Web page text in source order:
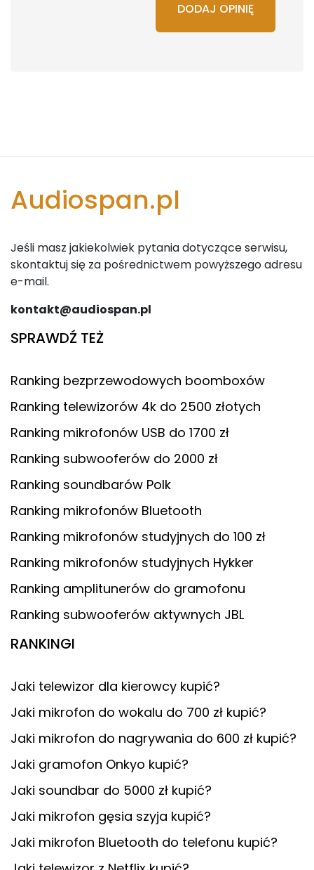
DODAJ OPINIĘ
Audiospan.pl
Jeśli masz jakiekolwiek pytania dotyczące serwisu,
skontaktuj się za pośrednictwem powyższego adresu
e-mail.
kontakt@audiospan.pl
SPRAWDŹ TEŻ
Ranking bezprzewodowych boomboxów
Ranking telewizorów 4k do 2500 złotych
Ranking mikrofonów USB do 1700 zł
Ranking subwooferów do 2000 zł
Ranking soundbarów Polk
Ranking mikrofonów Bluetooth
Ranking mikrofonów studyjnych do 100 zł
Ranking mikrofonów studyjnych Hykker
Ranking amplitunerów do gramofonu
Ranking subwooferów aktywnych JBL
RANKINGI
Jaki telewizor dla kierowcy kupić?
Jaki mikrofon do wokalu do 700 zł kupić?
Jaki mikrofon do nagrywania do 600 zł kupić?
Jaki gramofon Onkyo kupić?
Jaki soundbar do 5000 zł kupić?
Jaki mikrofon gęsia szyja kupić?
Jaki mikrofon Bluetooth do telefonu kupić?